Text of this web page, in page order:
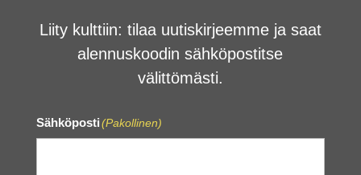
Liity kulttiin: tilaa uutiskirjeemme ja saat
alennuskoodin sähköpostitse
välittömästi.
Sähköposti(Pakollinen)